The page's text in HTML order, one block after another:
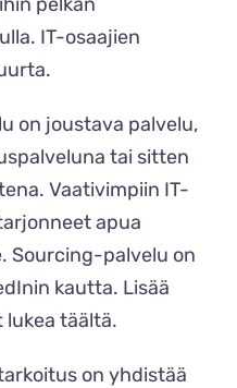
IT-osaajien
on joustava palvelu,
tai sitten
Vaativimpiin IT-
apua
Sourcing-palvelu on
kautta. Lisää
lukea täältä.
on yhdistää